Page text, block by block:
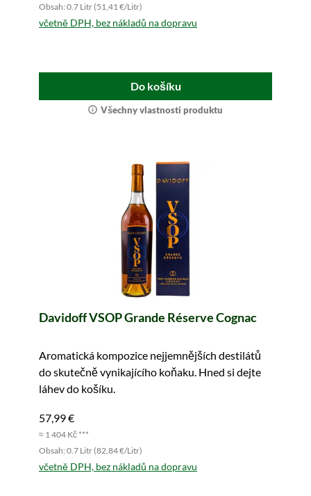
Obsah: 0.7 Litr (51,41 €/Litr)
včetně DPH, bez nákladů na dopravu
Do košíku
Všechny vlastnosti produktu
Davidoff VSOP Grande Réserve Cognac
Aromatická kompozice nejjemnějších destilátů
do skutečně vynikajícího koňaku. Hned si dejte
láhev do košíku.
57,99 €
≈ 1 404 Kč ***
Obsah: 0.7 Litr (82,84 €/Litr)
včetně DPH, bez nákladů na dopravu